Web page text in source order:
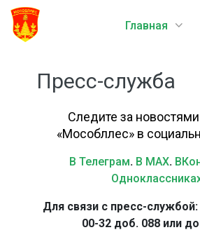
Главная
Пресс-служба
Следите за
«Мособллес» в
В Телеграм. В MAX.
Для связи с пресс-службой:
00-32 доб. 088 или